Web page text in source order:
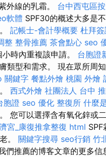
外線的乳霜。 台中西屯區
軟體 SPF30的概述大多是
記帳士-會計學概要 杜拜簽
整 整骨推薦 茶會點心 seo
時內重複該申請。 台胞證
類型和需求。 現在眾所周
關鍵字 餐點外燴 桃園 外燴
西式外燴 社團法人 台中
胞證 seo 優化 整復所 什麼
您可以選擇含有氧化鋅或
宮_康復推拿整復 html
。 關鍵字搜尋 seo行銷 竹
們推薦的博客文章的更多信